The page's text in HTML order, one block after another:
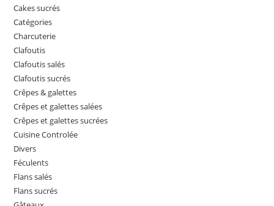
Cakes sucrés
Catégories
Charcuterie
Clafoutis
Clafoutis salés
Clafoutis sucrés
Crêpes & galettes
Crêpes et galettes salées
Crêpes et galettes sucrées
Cuisine Controlée
Divers
Féculents
Flans salés
Flans sucrés